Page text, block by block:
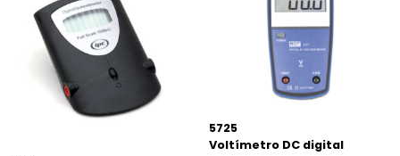
5725
Voltímetro DC digital